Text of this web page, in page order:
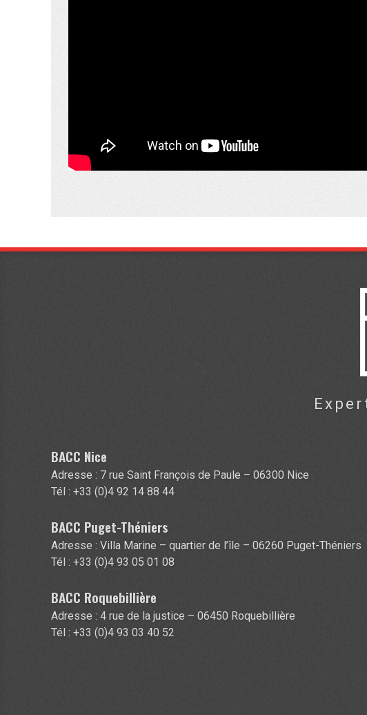
BACC Nice
Adresse : 7 rue Saint François de Paule – 06300 Nice
Tél : +33 (0)4 92 14 88 44
BACC Puget-Théniers
Adresse : Villa Marine – quartier de l’île – 06260 Puget-Théniers
Tél : +33 (0)4 93 05 01 08
BACC Roquebillière
Adresse : 4 rue de la justice – 06450 Roquebillière
Tél : +33 (0)4 93 03 40 52